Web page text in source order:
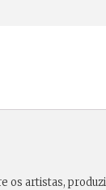
os artistas,